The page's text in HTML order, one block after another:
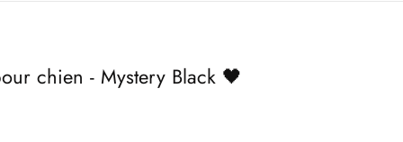
chien - Mystery Black 🖤